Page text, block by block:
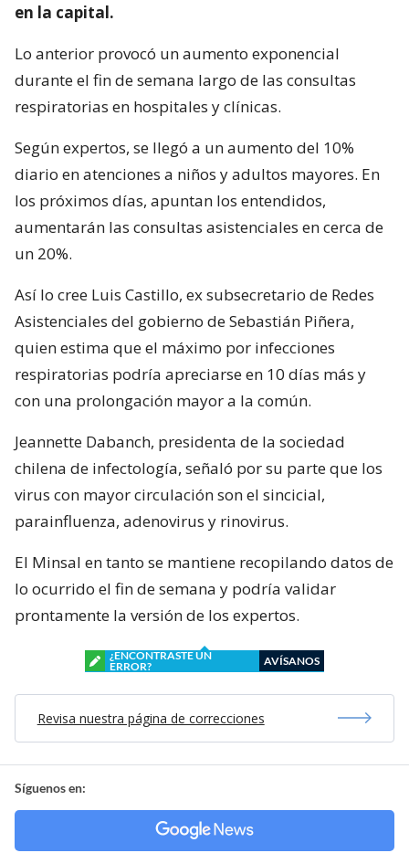
en la capital.
Lo anterior provocó un aumento exponencial
durante el fin de semana largo de las consultas
respiratorias en hospitales y clínicas.
Según expertos, se llegó a un aumento del 10%
diario en atenciones a niños y adultos mayores. En
los próximos días, apuntan los entendidos,
aumentarán las consultas asistenciales en cerca de
un 20%.
Así lo cree Luis Castillo, ex subsecretario de Redes
Asistenciales del gobierno de Sebastián Piñera,
quien estima que el máximo por infecciones
respiratorias podría apreciarse en 10 días más y
con una prolongación mayor a la común.
Jeannette Dabanch, presidenta de la sociedad
chilena de infectología, señaló por su parte que los
virus con mayor circulación son el sincicial,
parainfluenza, adenovirus y rinovirus.
El Minsal en tanto se mantiene recopilando datos de
lo ocurrido el fin de semana y podría validar
prontamente la versión de los expertos.
¿ENCONTRASTE UN
ERROR?
AVÍSANOS
Revisa nuestra página de correcciones
Síguenos en: